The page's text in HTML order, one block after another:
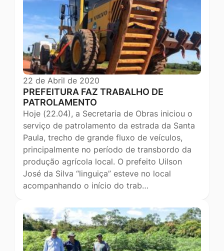
22 de Abril de 2020
PREFEITURA FAZ TRABALHO DE
PATROLAMENTO
Hoje (22.04), a Secretaria de Obras iniciou o
serviço de patrolamento da estrada da Santa
Paula, trecho de grande fluxo de veículos,
principalmente no período de transbordo da
produção agrícola local. O prefeito Uilson
José da Silva “linguiça” esteve no local
acompanhando o início do trab…